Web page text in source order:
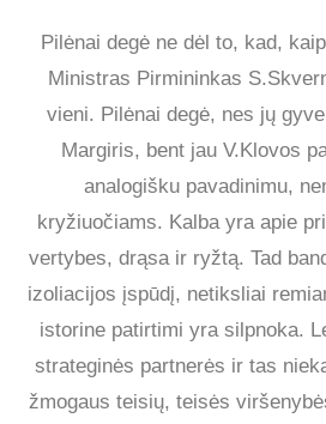
Pilėnai degė ne dėl to, kad,
Ministras Pirmininkas
vieni. Pilėnai degė, nes jų
Margiris, bent jau V.Klovos
analogišku pavadinimu,
kryžiuočiams. Kalba yra apie
vertybes, drąsa ir ryžtą. Tad
izoliacijos įspūdį, netiksliai
istorine patirtimi yra silpnoka.
strateginės partnerės ir tas
žmogaus teisių, teisės